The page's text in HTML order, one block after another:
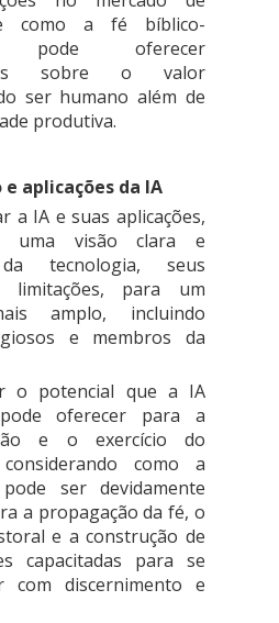
como a fé bíblico-
pode oferecer
sobre o valor
ser humano além de
produtiva.
aplicações da IA
a IA e suas aplicações,
uma visão clara e
tecnologia, seus
limitações, para um
amplo, incluindo
e membros da
o potencial que a IA
oferecer para a
e o exercício do
como a
ser devidamente
a propagação da fé, o
e a construção de
capacitadas para se
com discernimento e